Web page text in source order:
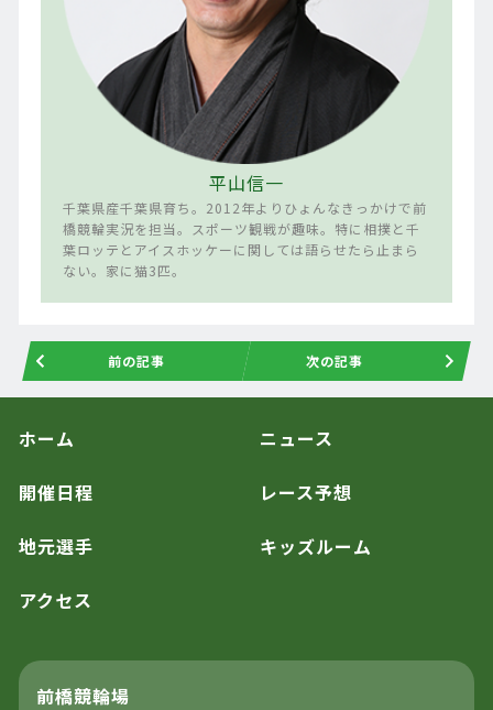
平山信一
千葉県産千葉県育ち。2012年よりひょんなきっかけで前
橋競輪実況を担当。スポーツ観戦が趣味。特に相撲と千
葉ロッテとアイスホッケーに関しては語らせたら止まら
ない。家に猫3匹。
前の記事 次の記事
ホーム ニュース
開催日程 レース予想
地元選手 キッズルーム
アクセス
前橋競輪場